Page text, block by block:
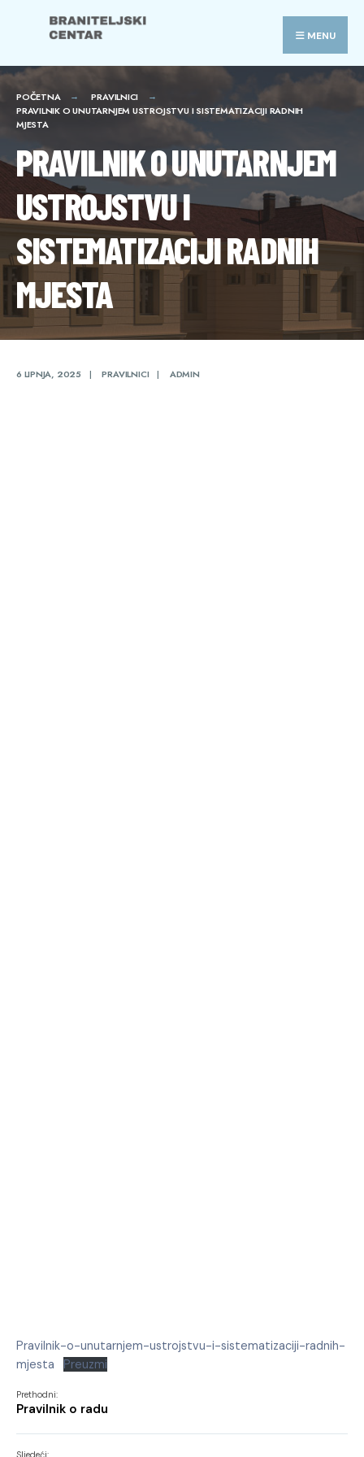
content
MENU
POČETNA
PRAVILNICI
PRAVILNIK O UNUTARNJEM USTROJSTVU I SISTEMATIZACIJI RADNIH
MJESTA
PRAVILNIK O UNUTARNJEM
USTROJSTVU I
SISTEMATIZACIJI RADNIH
MJESTA
6 LIPNJA, 2025 | PRAVILNICI | ADMIN
Pravilnik-o-unutarnjem-ustrojstvu-i-sistematizaciji-radnih-
mjesta
Preuzmi
Prethodni:
Pravilnik o radu
for: